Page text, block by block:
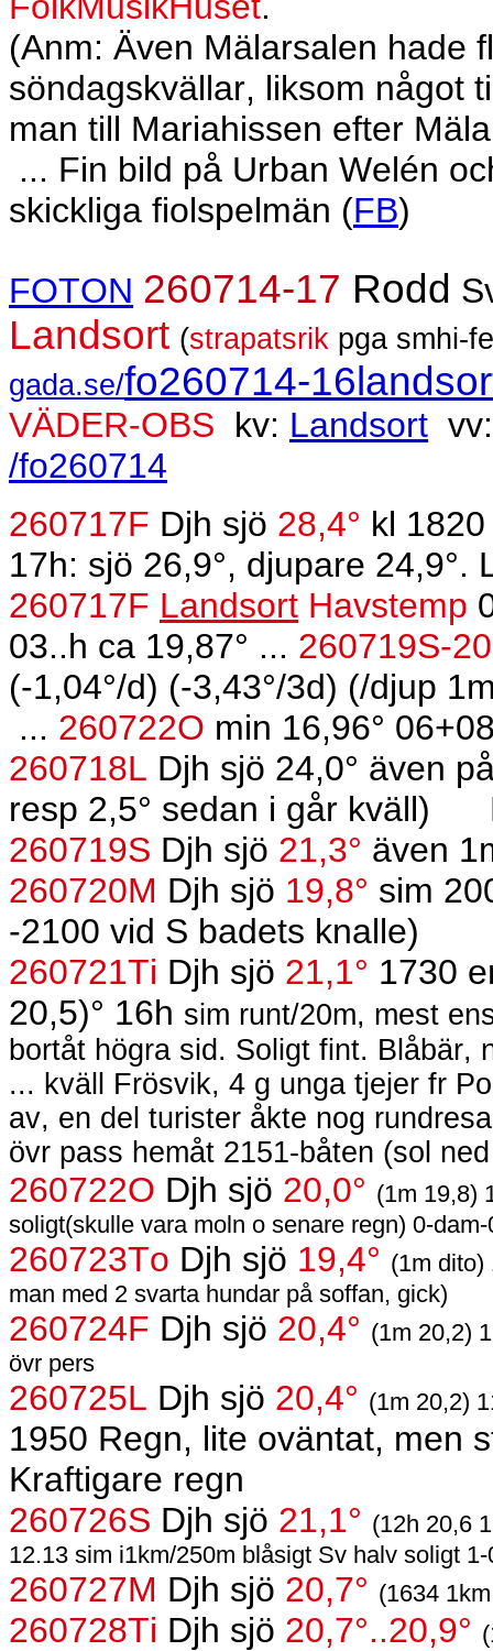
(Anm: Även Mälarsalen hade
söndagskvällar, liksom något
man till Mariahissen efter
... Fin bild på Urban Welén
skickliga fiolspelmän (FB)
FOTON 260714-17 Rodd
Landsort (strapatsrik pga smhi-
gada.se/fo260714-
VÄDER-OBS kv: Landsort
/fo260714
260717F Djh sjö 28,4° kl
17h: sjö 26,9°, djupare 24,9°.
260717F Landsort Havstemp
03..h ca 19,87° ... 260719S-
(-1,04°/d) (-3,43°/3d) (/djup
... 260722O min 16,96°
260718L Djh sjö 24,0° även
resp 2,5° sedan i går kväll)
260719S Djh sjö 21,3° även
260720M Djh sjö 19,8° sim
-2100 vid S badets knalle)
260721Ti Djh sjö 21,1° 1730
20,5)° 16h sim runt/20m, mest
bortåt högra sid. Soligt fint. Blåbär,
... kväll Frösvik, 4 g unga tjejer fr
av, en del turister åkte nog
övr pass hemåt 2151-båten (sol
260722O Djh sjö 20,0° (1m 19,8)
soligt(skulle vara moln o senare regn) 0-
260723To Djh sjö 19,4° (1m dito)
man med 2 svarta hundar på soffan, gick)
260724F Djh sjö 20,4° (1m 20,2)
övr pers
260725L Djh sjö 20,4° (1m 20,2)
1950 Regn, lite oväntat, men
Kraftigare regn
260726S Djh sjö 21,1° (12h 20,6
12.13 sim i1km/250m blåsigt Sv halv soligt
260727M Djh sjö 20,7° (1634
260728Ti Djh sjö 20,7°..20,9°